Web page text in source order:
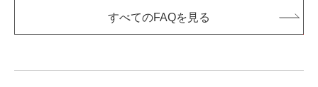
すべてのFAQを見る